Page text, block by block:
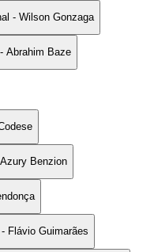
- Wilson Gonzaga
Abrahim Baze
Benzion
Flávio Guimarães